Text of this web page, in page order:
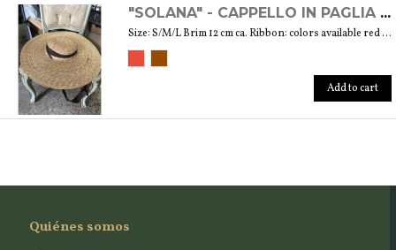
"SOLANA" - CAPPELLO IN PAGLIA NATURALE
Size: S/M/L Brim 12 cm ca. Ribbon: colors available red and brown
Add to cart
Quiénes somos